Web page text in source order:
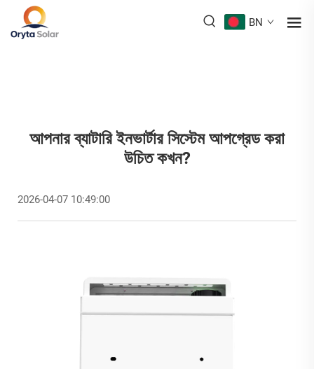
BN
আপনার ব্যাটারি ইনভার্টার সিস্টেম আপগ্রেড করা
উচিত কখন?
2026-04-07 10:49:00